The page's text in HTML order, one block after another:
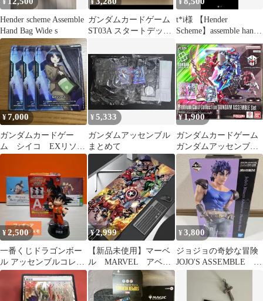
¥
Hender scheme Assemble
Hand Bag Wide s
¥
ガンダムカードゲーム
ST03A スタートデッキ
セット
¥
t*i様 【Hender
Scheme】assemble hand
bag fl
¥7,000
ガンダムカードゲー
ム シイコ EXリソー
ス ジークアクス ア
¥5,333
ガンダムアッセンブル
まとめて
¥1,900
ガンダムカードゲーム
ガンダムアッセンブル
セット [PC02A] 新品未
開封
¥2,500
一番くじドラゴンボー
ル アッセンブルコレク
ション A賞 孫悟空 ポッ
プアップメモ
¥2,999
【新品未使用】マーベ
ル MARVEL アベン
ジャーズ アッセンブ
ル プレイマット
¥3,800
ジョジョの奇妙な冒険
JOJO'S ASSEMBLE A